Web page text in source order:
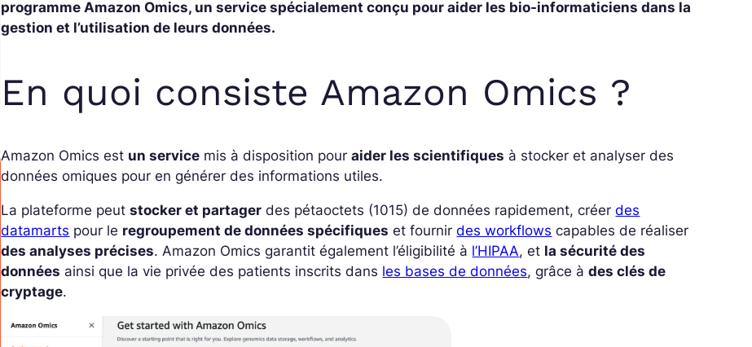
programme Amazon Omics, un service spécialement conçu pour aider les bio-informaticiens dans la
gestion et l’utilisation de leurs données.
En quoi consiste Amazon Omics ?
Amazon Omics est un service mis à disposition pouraider les scientifiques à stocker et analyser des
données omiques pour en générer des informations utiles.
La plateforme peutstocker et partager des pétaoctets (1015) de données rapidement, créerdes
datamarts pour le regroupement de données spécifiques et fournirdes workflows capables de réaliser
des analyses précises. Amazon Omics garantit également l’éligibilité à l’HIPAA, et la sécurité des
données ainsi que la vie privée des patients inscrits dans les bases de données, grâce àdes clés de
cryptage.